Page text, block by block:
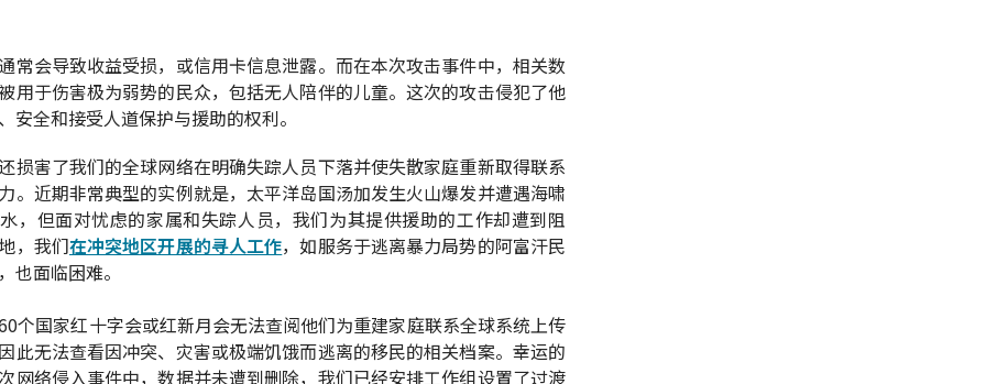
常会导致收益受损，或信用卡信息泄露。而在本次攻击事件中，相关数
用于伤害极为弱势的民众，包括无人陪伴的儿童。这次的攻击侵犯了他
安全和接受人道保护与援助的权利。
损害了我们的全球网络在明确失踪人员下落并使失散家庭重新取得联系
。近期非常典型的实例就是，太平洋岛国汤加发生火山爆发并遭遇海啸
，但面对忧虑的家属和失踪人员，我们为其提供援助的工作却遭到阻
，我们在冲突地区开展的寻人工作，如服务于逃离暴力局势的阿富汗民
也面临困难。
个国家红十字会或红新月会无法查阅他们为重建家庭联系全球系统上传
此无法查看因冲突、灾害或极端饥饿而逃离的移民的相关档案。幸运的
网络侵入事件中，数据并未遭到删除，我们已经安排工作组设置了过渡